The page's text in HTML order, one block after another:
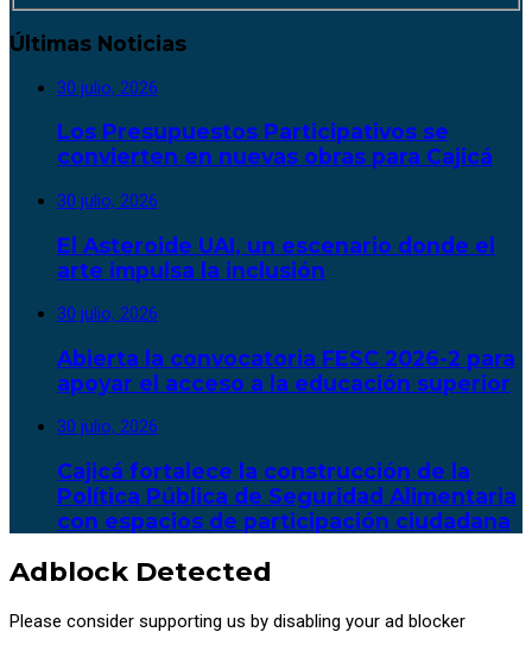
Últimas Noticias
30 julio, 2026
Los Presupuestos Participativos se
convierten en nuevas obras para Cajicá
30 julio, 2026
El Asteroide UAI, un escenario donde el
arte impulsa la inclusión
30 julio, 2026
Abierta la convocatoria FESC 2026-2 para
apoyar el acceso a la educación superior
30 julio, 2026
Cajicá fortalece la construcción de la
Política Pública de Seguridad Alimentaria
con espacios de participación ciudadana
Adblock Detected
Please consider supporting us by disabling your ad blocker